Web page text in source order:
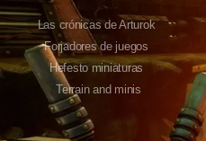
Las crónicas de Arturok
Forjadores de juegos
Hefesto miniaturas
Terrain and minis